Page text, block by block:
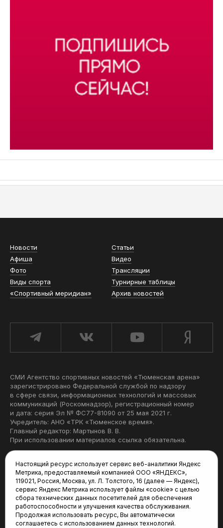
Новости
Статьи
Афиша
Видео
Фото
Трансляции
Виды спорта
Турнирные таблицы
«Спортивный меридиан»
Архив новостей
СМИ Агентство спортивных новостей «Тюменская арена»
зарегистрировано Федеральной службой по надзору
в сфере связи, информационных технологий и массовых
коммуникаций (Роскомнадзор), регистрационный номер
и дата: серия Эл № ФС77-81090 от 25 мая 2021 г.
Учредитель: АНО «ТРК «Тюменское время».
Главный редактор: Мартынов В. В.
При использовании материалов ссылка обязательна.
Редакция:
625035, Тюмень, пр. Геологоразведчиков, 28А
(3452) 68-22-28
tum-arena@mail.ru
Настоящий ресурс использует сервис веб-аналитики Яндекс
Метрика, предоставляемый компанией ООО «ЯНДЕКС»,
119021, Россия, Москва, ул. Л. Толстого, 16 (далее — Яндекс),
сервис Яндекс Метрика использует файлы «cookie» с целью
сбора технических данных посетителей для обеспечения
работоспособности и улучшения качества обслуживания.
Продолжая использовать ресурс, Вы автоматически
соглашаетесь с использованием данных технологий.